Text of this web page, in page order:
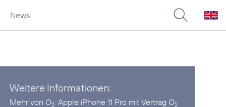
News
Weitere Informationen:
Mehr von O2:Apple iPhone 11 Pro mit Vertrag O2